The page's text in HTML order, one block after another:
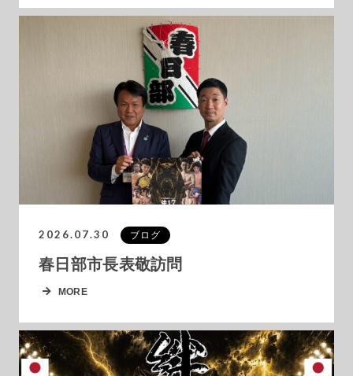
2026.07.30 ブログ
春日部市長表敬訪問
MORE